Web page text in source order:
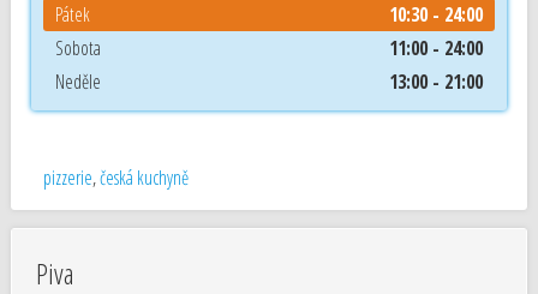
Pátek
10:30 - 24:00
Sobota
11:00 - 24:00
Neděle
13:00 - 21:00
pizzerie,česká kuchyně
Piva